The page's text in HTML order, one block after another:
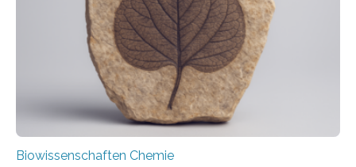
Saccharomyces cerevisiae entdeckt, der für die
Funktionsfähigkeit der Organellen entscheidend ist. Die
Studie wurde am 28. Oktober 2025 in der
Fachzeitschrift…
Biowissenschaften Chemie